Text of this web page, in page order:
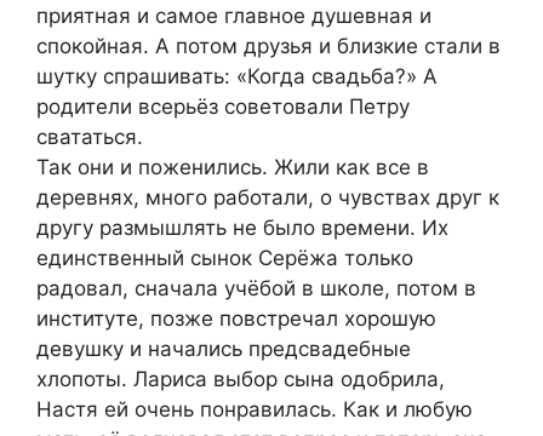
приятная и самое главное душевная и
спокойная. А потом друзья и близкие стали в
шутку спрашивать: «Когда свадьба?» А
родители всерьёз советовали Петру
свататься.
Так они и поженились. Жили как все в
деревнях, много работали, о чувствах друг к
другу размышлять не было времени. Их
единственный сынок Серёжа только
радовал, сначала учёбой в школе, потом в
институте, позже повстречал хорошую
девушку и начались предсвадебные
хлопоты. Лариса выбор сына одобрила,
Настя ей очень понравилась. Как и любую